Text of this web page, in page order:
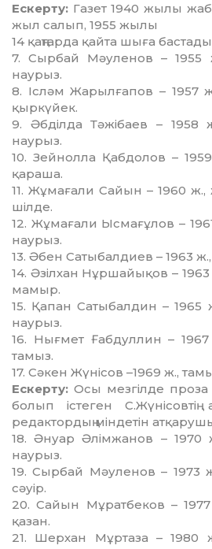
Ескерту: Газет 1940 жылы
жыл салып, 1955 жылы
14 қаңтарда қайта шыға
7. Сырбай Мәуленов – 1955
наурыз.
8. Ісләм Жарылғапов – 1957
қыркүйек.
9. Әбділда Тәжібаев – 1958
наурыз.
10. Зейнолла Қабдолов –
қараша.
11. Жұмағали Сайын – 1960 ж.,
шілде.
12. Жұмағали Ысмағұлов –
наурыз.
13. Әбен Сатыбалдиев – 1963 ж.,
14. Әзілхан Нұршайықов –
мамыр.
15. Қапан Сатыбалдин –
наурыз.
16. Нығмет Ғабдуллин –
тамыз.
17. Сәкен Жүнісов –1969 ж.,
Ескерту: Осы мезгілде проза
болып істеген
редактордың міндетін
18. Әнуар Әлімжанов – 1970
наурыз.
19. Сырбай Мәуленов – 1973
сәуір.
20. Сайын Мұратбеков –
қазан.
21. Шерхан Мұртаза – 1980